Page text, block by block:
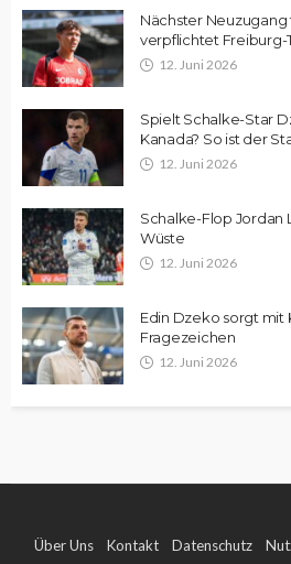
Nächster Neuzugang
verpflichtet Freiburg-
12. Juni 2026
Spielt Schalke-Star
Kanada? So ist der
12. Juni 2026
Schalke-Flop Jordan
Wüste
12. Juni 2026
Edin Dzeko sorgt mit
Fragezeichen
12. Juni 2026
Über Uns Kontakt Datenschutz